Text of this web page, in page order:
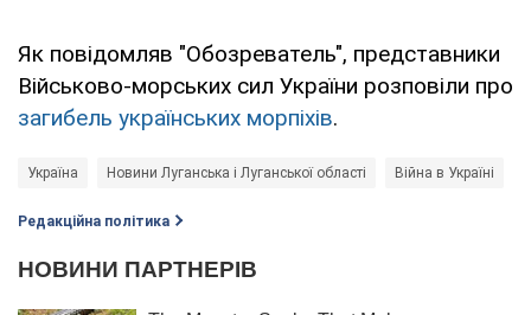
Як повідомляв "Обозреватель", представники
Військово-морських сил України розповіли про
загибель українських морпіхів.
Україна Новини Луганська і Луганської області Війна в Україні
Редакційна політика